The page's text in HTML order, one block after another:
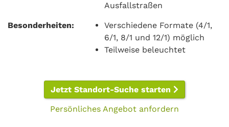
Ausfallstraßen
Besonderheiten:
Verschiedene Formate (4/1,
6/1, 8/1 und 12/1) möglich
Teilweise beleuchtet
Jetzt Standort-Suche starten
Persönliches Angebot anfordern